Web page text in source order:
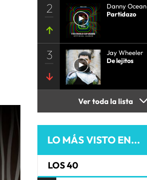
2
Danny Ocean
Partidazo
3
Jay Wheeler
De lejitos
Ver toda la lista
LO MÁS VISTO EN...
LOS 40